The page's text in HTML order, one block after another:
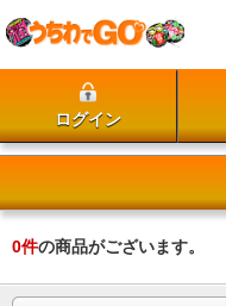
ログイン
0件の商品がございます。